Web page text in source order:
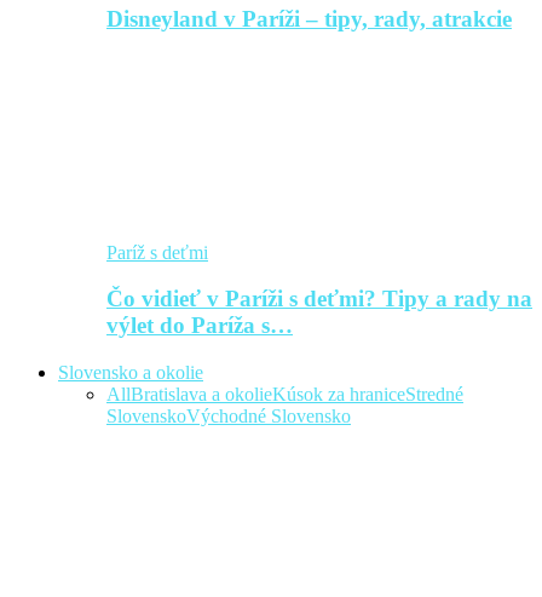
Disneyland v Paríži – tipy, rady, atrakcie
Paríž s deťmi
Čo vidieť v Paríži s deťmi? Tipy a rady na
výlet do Paríža s…
Slovensko a okolie
AllBratislava a okolieKúsok za hraniceStredné
SlovenskoVýchodné Slovensko